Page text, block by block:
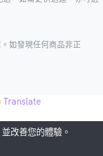
如發現任何商品非正
Translate
改善您的體驗。